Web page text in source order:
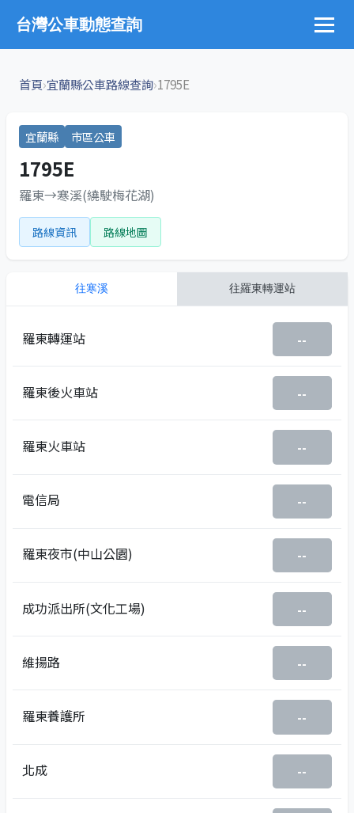
台灣公車動態查詢
首頁›宜蘭縣公車路線查詢›1795E
宜蘭縣 市區公車
1795E
羅東→寒溪(繞駛梅花湖)
路線資訊 路線地圖
往寒溪 往羅東轉運站
羅東轉運站 --
羅東後火車站 --
羅東火車站 --
電信局 --
羅東夜市(中山公園) --
成功派出所(文化工場) --
維揚路 --
羅東養護所 --
北成 --